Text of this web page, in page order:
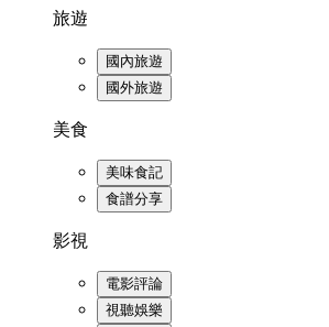
旅遊
國內旅遊
國外旅遊
美食
美味食記
食譜分享
影視
電影評論
視聽娛樂